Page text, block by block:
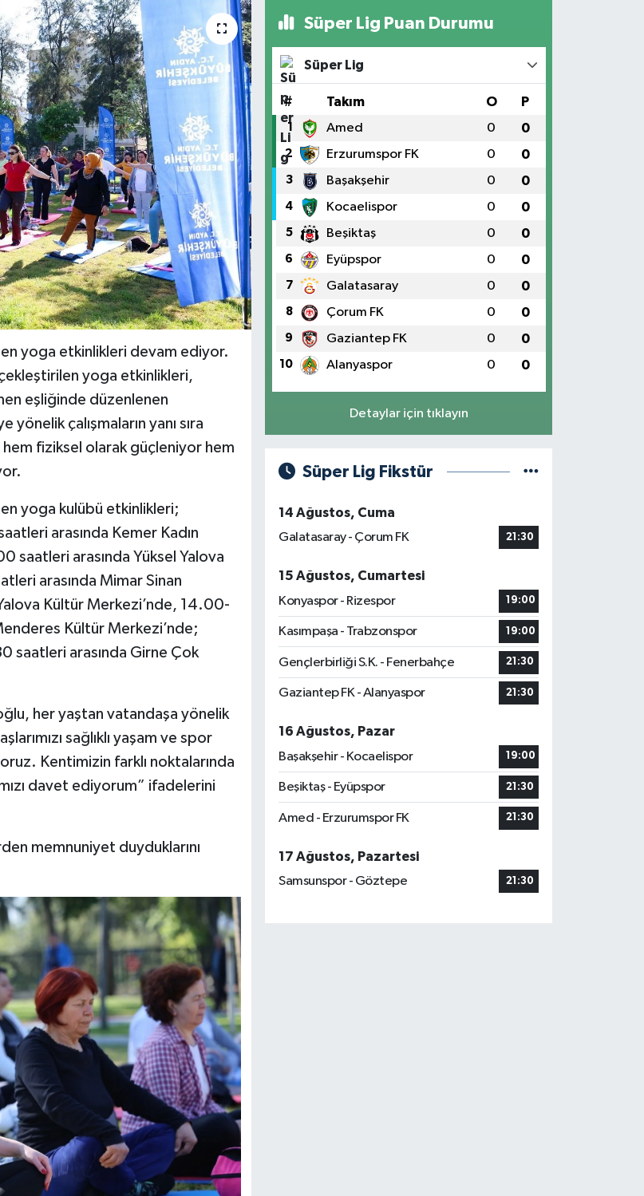
yoga etkinlikleri devam ediyor.
yoga etkinlikleri,
eşliğinde düzenlenen
çalışmaların yanı sıra
hem fiziksel olarak güçleniyor hem
yoga kulübü etkinlikleri;
arasında Kemer Kadın
saatleri arasında Yüksel Yalova
arasında Mimar Sinan
Kültür Merkezi’nde, 14.00-
Kültür Merkezi’nde;
saatleri arasında Girne Çok
her yaştan vatandaşa yönelik
sağlıklı yaşam ve spor
Kentimizin farklı noktalarında
davet ediyorum” ifadelerini
memnuniyet duyduklarını
Süper Lig Puan Durumu
Süper Lig
# Takım O P
1 Amed 0 0
2 Erzurumspor FK 0 0
3 Başakşehir 0 0
4 Kocaelispor 0 0
5 Beşiktaş 0 0
6 Eyüpspor 0 0
7 Galatasaray 0 0
8 Çorum FK 0 0
9 Gaziantep FK 0 0
10 Alanyaspor 0 0
Detaylar için tıklayın
Süper Lig Fikstür
14 Ağustos, Cuma
Galatasaray - Çorum FK
21:30
15 Ağustos, Cumartesi
Konyaspor - Rizespor
19:00
Kasımpaşa - Trabzonspor 19:00
Gençlerbirliği S.K. - Fenerbahçe 21:30
Gaziantep FK - Alanyaspor 21:30
16 Ağustos, Pazar
Başakşehir - Kocaelispor
19:00
Beşiktaş - Eyüpspor 21:30
Amed - Erzurumspor FK 21:30
17 Ağustos, Pazartesi
Samsunspor - Göztepe
21:30